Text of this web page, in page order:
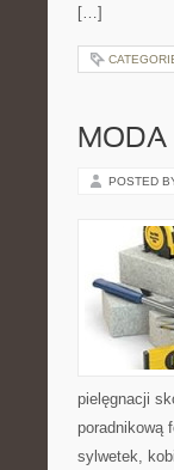
[…]
MODA
POSTED
pielęgnacji
poradnikową
sylwetek,